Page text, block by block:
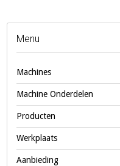
Menu
Machines
Machine Onderdelen
Producten
Werkplaats
Aanbieding